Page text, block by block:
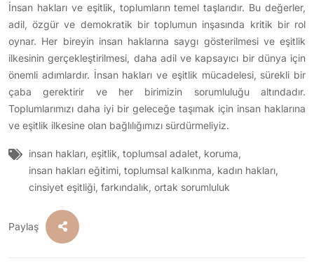
İnsan hakları ve eşitlik, toplumların temel taşlarıdır. Bu değerler,
adil, özgür ve demokratik bir toplumun inşasında kritik bir rol
oynar. Her bireyin insan haklarına saygı gösterilmesi ve eşitlik
ilkesinin gerçekleştirilmesi, daha adil ve kapsayıcı bir dünya için
önemli adımlardır. İnsan hakları ve eşitlik mücadelesi, sürekli bir
çaba gerektirir ve her birimizin sorumluluğu altındadır.
Toplumlarımızı daha iyi bir geleceğe taşımak için insan haklarına
ve eşitlik ilkesine olan bağlılığımızı sürdürmeliyiz.
insan hakları, eşitlik, toplumsal adalet, koruma,
insan hakları eğitimi, toplumsal kalkınma, kadın hakları,
cinsiyet eşitliği, farkındalık, ortak sorumluluk
Paylaş